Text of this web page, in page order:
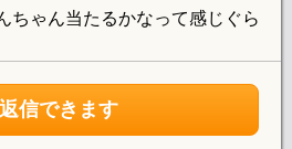
ゃん当たるかなって感じぐら
返信できます